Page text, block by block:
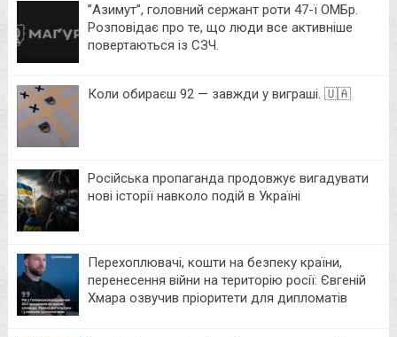
⁨”Азимут”, головний сержант роти 47-ї ОМБр.
Розповідає про те, що люди все активніше
повертаються із СЗЧ.
Коли обираєш 92 — завжди у виграші. 🇺🇦
Російська пропаганда продовжує вигадувати
нові історії навколо подій в Україні
Перехоплювачі, кошти на безпеку країни,
перенесення війни на територію росії: Євгеній
Хмара озвучив пріоритети для дипломатів